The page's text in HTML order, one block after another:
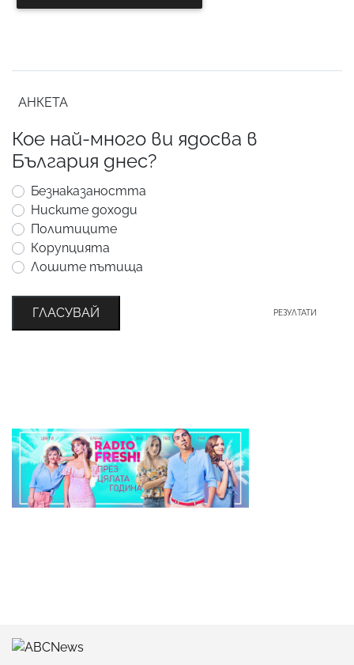
АНКЕТА
Кое най-много ви ядосва в
България днес?
Безнаказаността
Ниските доходи
Политиците
Корупцията
Лошите пътища
ГЛАСУВАЙ РЕЗУЛТАТИ